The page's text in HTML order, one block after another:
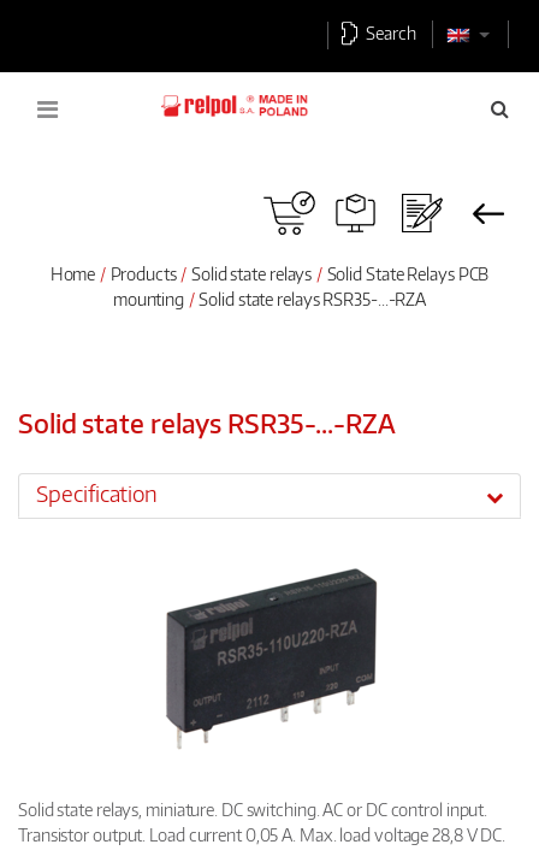
Search
Home Products Solid state relays
Solid State Relays PCB
mounting
Solid state relays RSR35-...-RZA
Solid state relays RSR35-...-RZA
Specification
Solid state relays, miniature. DC switching. AC or DC control input.
Transistor output. Load current 0,05 A. Max. load voltage 28,8 V DC.